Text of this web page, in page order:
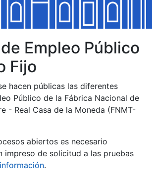
Empleo Público
Fijo
hacen públicas las diferentes
Público de la Fábrica Nacional de
- Real Casa de la Moneda (FNMT-
abiertos es necesario
impreso de solicitud a las pruebas
.